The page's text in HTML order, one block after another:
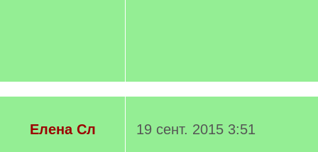
Елена Сл
19 сент. 2015 3:51